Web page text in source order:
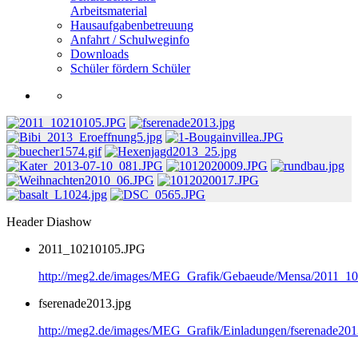
Arbeitsmaterial
Hausaufgabenbetreuung
Anfahrt / Schulweginfo
Downloads
Schüler fördern Schüler
Header Diashow
2011_10210105.JPG
http://meg2.de/images/MEG_Grafik/Gebaeude/Mensa/
fserenade2013.jpg
http://meg2.de/images/MEG_Grafik/Einladungen/